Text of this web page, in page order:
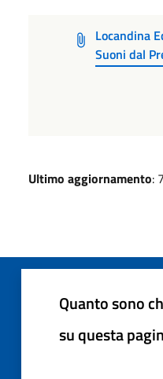
Locandina
Suoni dal
Ultimo aggiornamento:
Quanto sono
su questa